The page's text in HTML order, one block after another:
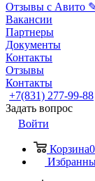
Отзывы с Авито
Вакансии
Партнеры
Документы
Контакты
Отзывы
Контакты
+7(831) 277-99-88
Задать вопрос
Войти
Корзина0